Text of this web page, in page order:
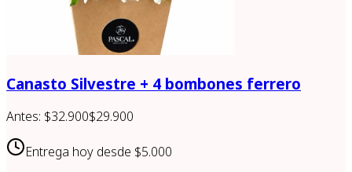
Canasto Silvestre + 4 bombones ferrero
Antes: $32.900$29.900
Entrega hoy desde $5.000